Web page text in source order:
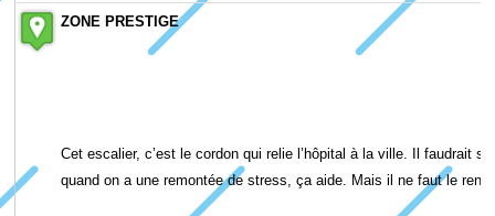
ZONE PRESTIGE
Cet escalier, c’est le cordon qui relie l’hôpital à la ville. Il faudrait
quand on a une remontée de stress, ça aide. Mais il ne faut le